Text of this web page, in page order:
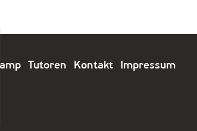
Tutoren Kontakt Impressum